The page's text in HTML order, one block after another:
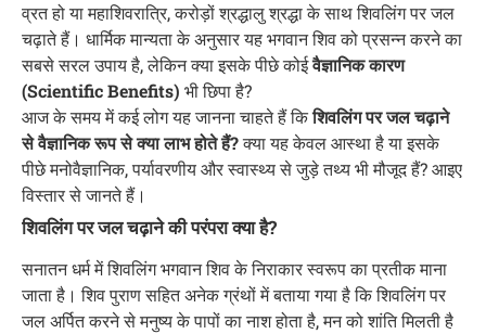
व्रत हो या महाशिवरात्रि, करोड़ों श्रद्धालु श्रद्धा के साथ शिवलिंग पर जल
चढ़ाते हैं। धार्मिक मान्यता के अनुसार यह भगवान शिव को प्रसन्न करने का
सबसे सरल उपाय है, लेकिन क्या इसके पीछे कोईवैज्ञानिक कारण
(Scientific Benefits) भी छिपा है?
आज के समय में कई लोग यह जानना चाहते हैं किशिवलिंग पर जल चढ़ाने
से वैज्ञानिक रूप से क्या लाभ होते हैं?क्या यह केवल आस्था है या इसके
पीछे मनोवैज्ञानिक, पर्यावरणीय और स्वास्थ्य से जुड़े तथ्य भी मौजूद हैं? आइए
विस्तार से जानते हैं।
शिवलिंग पर जल चढ़ाने की परंपरा क्या है?
सनातन धर्म में शिवलिंग भगवान शिव के निराकार स्वरूप का प्रतीक माना
जाता है। शिव पुराण सहित अनेक ग्रंथों में बताया गया है कि शिवलिंग पर
जल अर्पित करने से मनुष्य के पापों का नाश होता है, मन को शांति मिलती है